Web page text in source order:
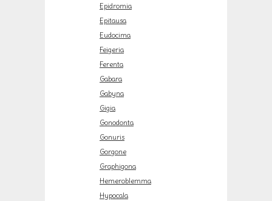
Epidromia
Epitausa
Eudocima
Feigeria
Ferenta
Gabara
Gabyna
Gigia
Gonodonta
Gonuris
Gorgone
Graphigona
Hemeroblemma
Hypocala